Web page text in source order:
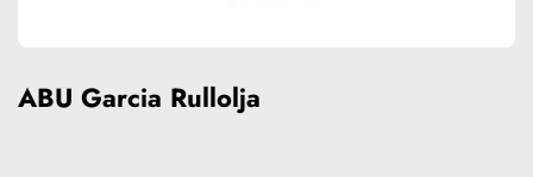
ABU Garcia Rullolja